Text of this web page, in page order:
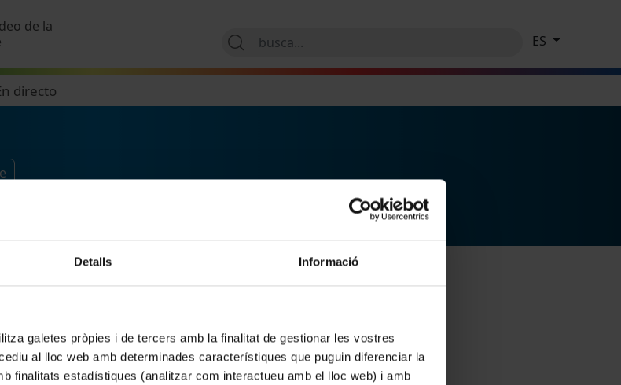
Detalls Informació
galetes pròpies i de tercers amb la finalitat de gestionar les vostres
al lloc web amb determinades característiques que puguin diferenciar la
finalitats estadístiques (analitzar com interactueu amb el lloc web) i amb
de la
directo
ES